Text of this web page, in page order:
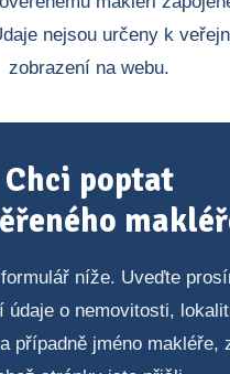
nejsou určeny k
zobrazení na webu.
Chci poptat
níže. Uveďte
údaje o nemovitosti,
případně jméno makléře,